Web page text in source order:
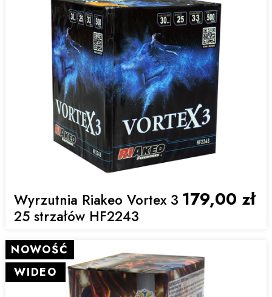
Wyrzutnia Riakeo Vortex 3
25 strzałów HF2243
179,00 zł
NOWOŚĆ
WIDEO